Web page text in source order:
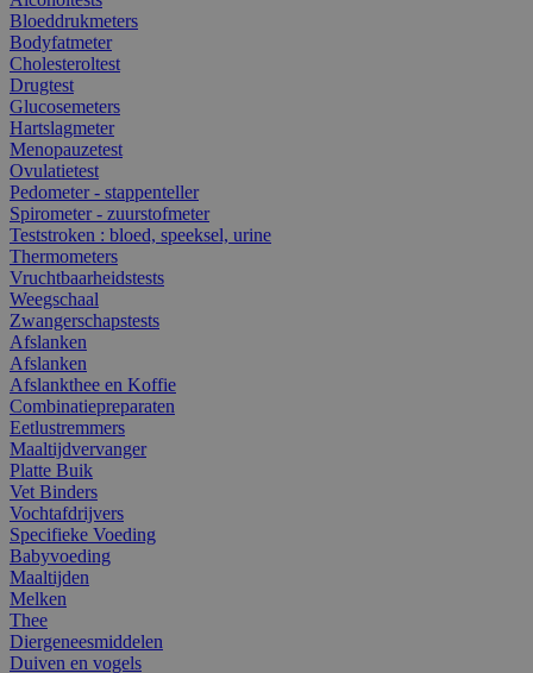
Bloeddrukmeters
Bodyfatmeter
Cholesteroltest
Drugtest
Glucosemeters
Hartslagmeter
Menopauzetest
Ovulatietest
Pedometer - stappenteller
Spirometer - zuurstofmeter
Teststroken : bloed, speeksel, urine
Thermometers
Vruchtbaarheidstests
Weegschaal
Zwangerschapstests
Afslanken
Afslanken
Afslankthee en Koffie
Combinatiepreparaten
Eetlustremmers
Maaltijdvervanger
Platte Buik
Vet Binders
Vochtafdrijvers
Specifieke Voeding
Babyvoeding
Maaltijden
Melken
Thee
Diergeneesmiddelen
Duiven en vogels